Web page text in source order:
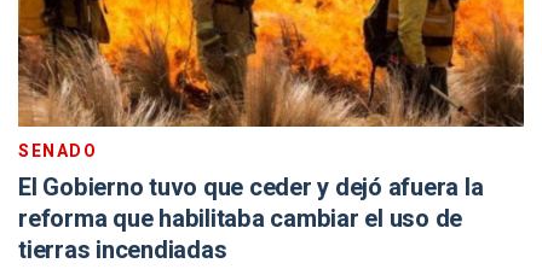
SENADO
El Gobierno tuvo que ceder y dejó afuera la
reforma que habilitaba cambiar el uso de
tierras incendiadas